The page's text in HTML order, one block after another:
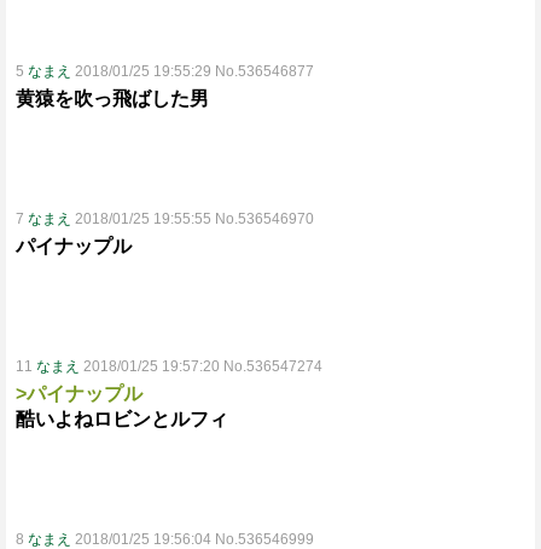
5 なまえ 2018/01/25 19:55:29 No.536546877
黄猿を吹っ飛ばした男
7 なまえ 2018/01/25 19:55:55 No.536546970
パイナップル
11 なまえ 2018/01/25 19:57:20 No.536547274
>パイナップル
酷いよねロビンとルフィ
8 なまえ 2018/01/25 19:56:04 No.536546999